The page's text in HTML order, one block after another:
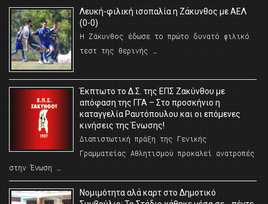
Λευκή-φιλική ισοπαλία η Ζάκυνθος με ΑΕΛ
(0-0)
Η Ζάκυνθος έδωσε το πρώτο δυνατό φιλικό
τεστ της θερινής …
Έκπτωτο το Δ.Σ. της ΕΠΣ Ζακύνθου με
απόφαση της ΓΓΑ – Στο προσκήνιο η
καταγγελία Ραυτόπουλου και οι επόμενες
κινήσεις της Ένωσης!
Διαπιστωτική πράξη της Γενικής
Γραμματείας Αθλητισμού προκαλεί ανατροπές
στην Ένωση …
Νομιμότητα αλά καρτ στο Δημοτικό